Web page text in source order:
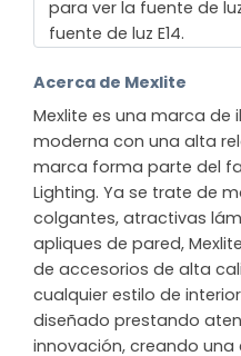
para ver la fuente de
fuente de luz E14.
Acerca de Mexlite
Mexlite es una marca de
moderna con una alta
marca forma parte del
Lighting. Ya se trate de
colgantes, atractivas
apliques de pared,
de accesorios de alta
cualquier estilo de
diseñado prestando
innovación, creando